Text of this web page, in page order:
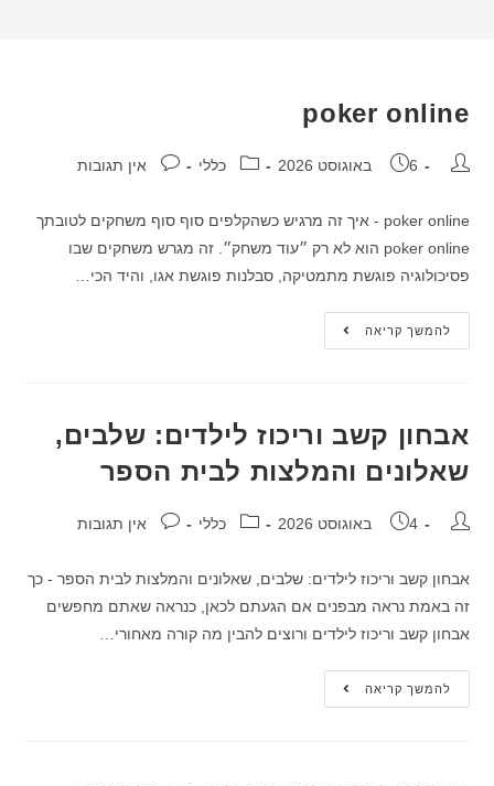
poker online
6 באוגוסט 2026 כללי אין תגובות
poker online - איך זה מרגיש כשהקלפים סוף סוף משחקים לטובתך
poker online הוא לא רק ״עוד משחק״. זה מגרש משחקים שבו
פסיכולוגיה פוגשת מתמטיקה, סבלנות פוגשת אגו, והיד הכי…
להמשך קריאה
אבחון קשב וריכוז לילדים: שלבים,
שאלונים והמלצות לבית הספר
4 באוגוסט 2026 כללי אין תגובות
אבחון קשב וריכוז לילדים: שלבים, שאלונים והמלצות לבית הספר - כך
זה באמת נראה מבפנים אם הגעתם לכאן, כנראה שאתם מחפשים
אבחון קשב וריכוז לילדים ורוצים להבין מה קורה מאחורי…
להמשך קריאה